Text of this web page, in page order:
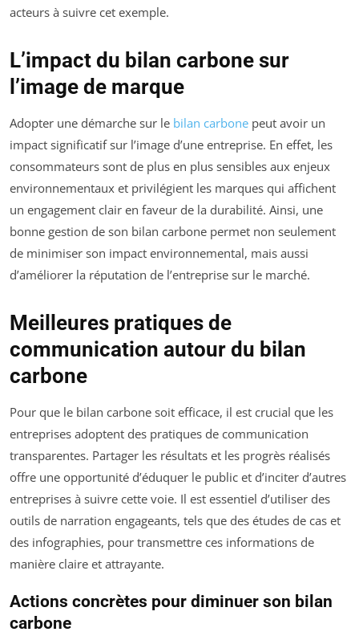
acteurs à suivre cet exemple.
L’impact du bilan carbone sur
l’image de marque
Adopter une démarche sur le bilan carbone peut avoir un
impact significatif sur l’image d’une entreprise. En effet, les
consommateurs sont de plus en plus sensibles aux enjeux
environnementaux et privilégient les marques qui affichent
un engagement clair en faveur de la durabilité. Ainsi, une
bonne gestion de son bilan carbone permet non seulement
de minimiser son impact environnemental, mais aussi
d’améliorer la réputation de l’entreprise sur le marché.
Meilleures pratiques de
communication autour du bilan
carbone
Pour que le bilan carbone soit efficace, il est crucial que les
entreprises adoptent des pratiques de communication
transparentes. Partager les résultats et les progrès réalisés
offre une opportunité d’éduquer le public et d’inciter d’autres
entreprises à suivre cette voie. Il est essentiel d’utiliser des
outils de narration engageants, tels que des études de cas et
des infographies, pour transmettre ces informations de
manière claire et attrayante.
Actions concrètes pour diminuer son bilan
carbone